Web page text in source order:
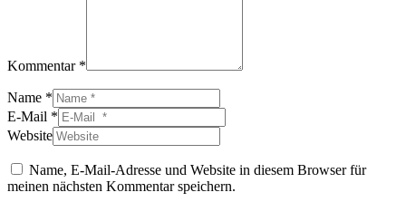
Kommentar *
Name *
E-Mail *
Website
Name, E-Mail-Adresse und Website in diesem Browser für
meinen nächsten Kommentar speichern.